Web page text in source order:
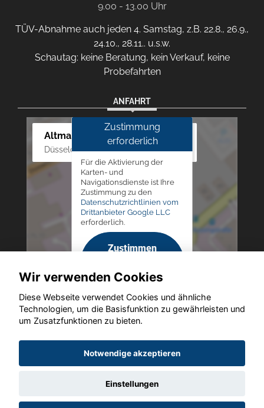
9.00 - 13.00 Uhr
TÜV-Abnahme auch jeden 4. Samstag, z.B. 22.8., 26.9.,
24.10., 28.11.. u.s.w.
Schautag: keine Beratung, kein Verkauf, keine
Probefahrten
ANFAHRT
Altmann Autoland
Düsseldorfer Str. 69 - 79, 42781 Haan
Zustimmung
erforderlich
Für die Aktivierung der
Karten- und
Navigationsdienste ist Ihre
Zustimmung zu den
Datenschutzrichtlinien vom
Drittanbieter Google LLC
erforderlich.
Zustimmen
aktivieren
Copyright © 2026. Altmann Autoland
Wir verwenden Cookies
Diese Webseite verwendet Cookies und ähnliche
Technologien, um die Basisfunktion zu gewährleisten und
um Zusatzfunktionen zu bieten.
Notwendige akzeptieren
Einstellungen